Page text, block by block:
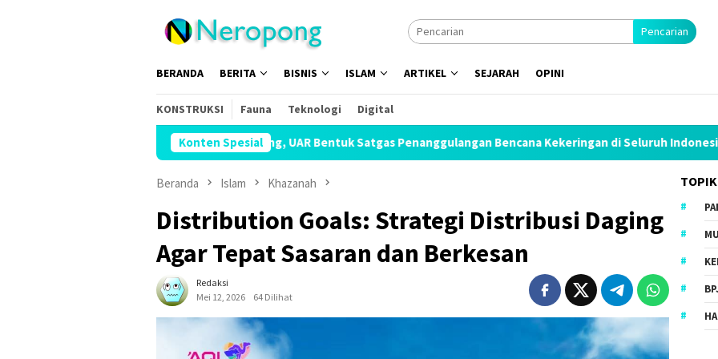
Pencarian
BERANDA BERITA BISNIS ISLAM ARTIKEL SEJARAH OPINI
KONSTRUKSI Fauna Teknologi Digital
Konten Spesial
Hadapi Kemarau Panjang, UAR Bentuk Satgas Penanggulangan Bencana Kekeringan di Seluruh Indonesia Wahdah
Beranda Islam Khazanah
Distribution Goals: Strategi Distribusi Daging
Agar Tepat Sasaran dan Berkesan
Redaksi
Mei 12, 2026
64 Dilihat